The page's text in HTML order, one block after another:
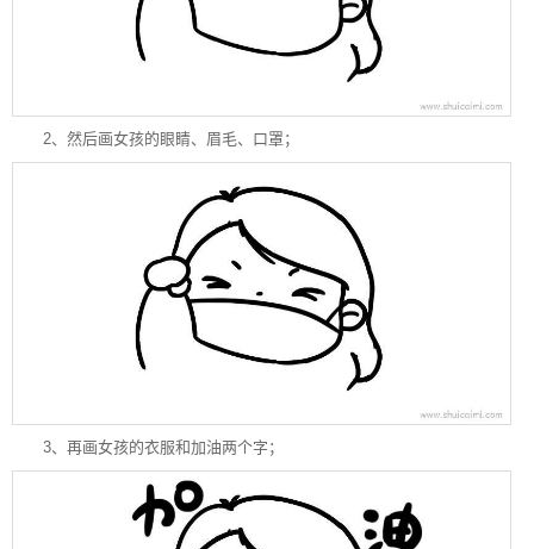
2、然后画女孩的眼睛、眉毛、口罩；
3、再画女孩的衣服和加油两个字；